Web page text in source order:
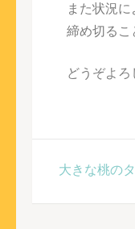
また状況に
締め切るこ
どうぞよろ
大きな桃の